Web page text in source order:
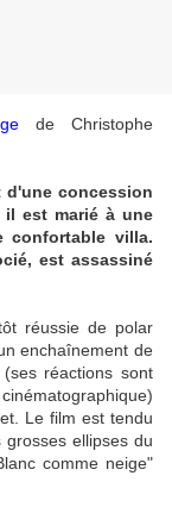
de Christophe
d'une concession
il est marié à une
confortable villa.
est assassiné
réussie de polar
enchaînement de
réactions sont
Le film est tendu
ellipses du
comme neige"